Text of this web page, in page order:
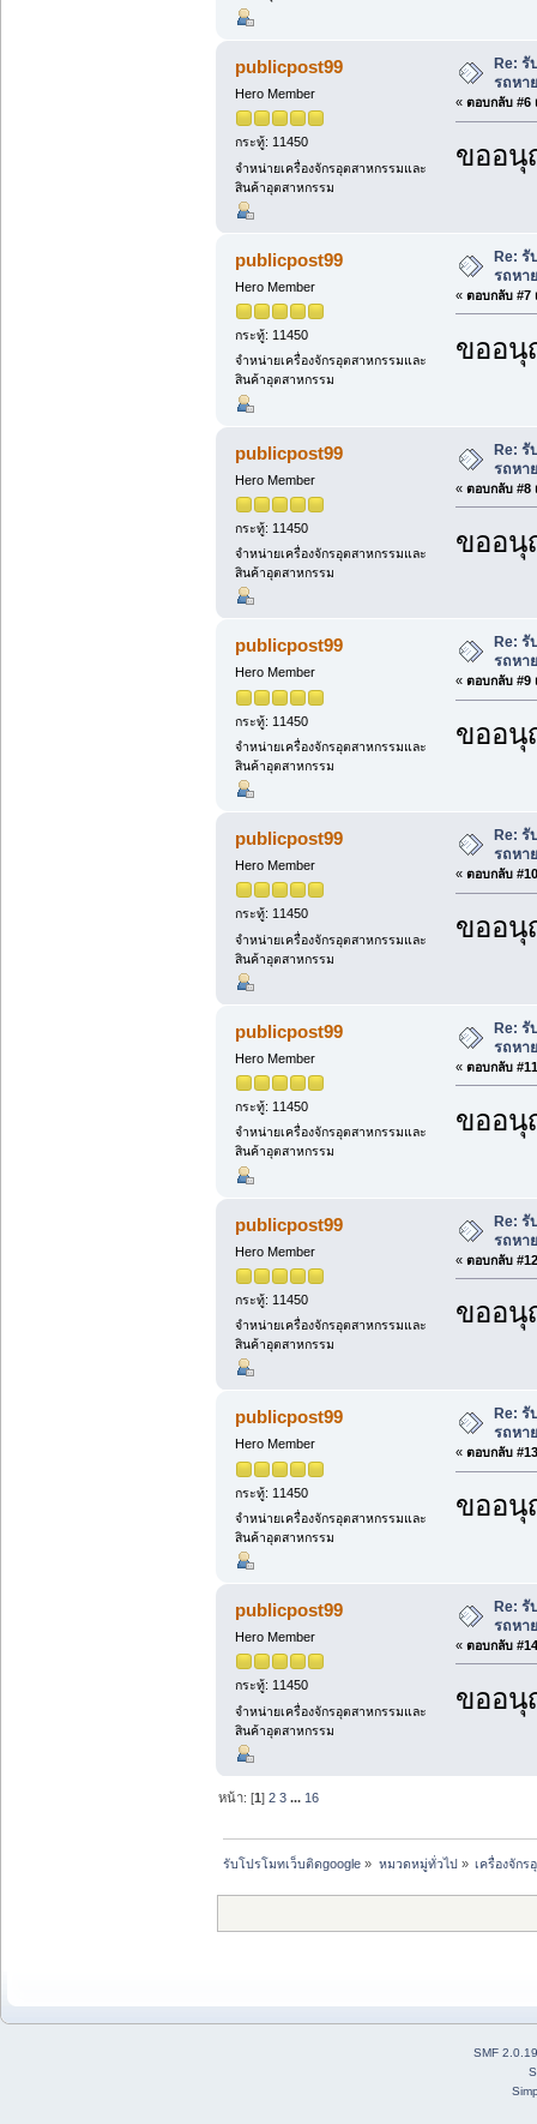
publicpost99
Hero Member
กระทู้: 11450
จำหน่ายเครื่องจักรอุตสาหกรรมและ
สินค้าอุตสาหกรรม
Re:
รถหา
« ตอบกลับ #6
ขออนุ
publicpost99
Hero Member
กระทู้: 11450
จำหน่ายเครื่องจักรอุตสาหกรรมและ
สินค้าอุตสาหกรรม
Re: รั
รถหา
« ตอบกลับ #7
ขออนุ
publicpost99
Hero Member
กระทู้: 11450
จำหน่ายเครื่องจักรอุตสาหกรรมและ
สินค้าอุตสาหกรรม
Re: รั
รถหา
« ตอบกลับ #8
ขออนุ
publicpost99
Hero Member
กระทู้: 11450
จำหน่ายเครื่องจักรอุตสาหกรรมและ
สินค้าอุตสาหกรรม
Re:
รถหา
« ตอบกลับ #9
ขออนุ
publicpost99
Hero Member
กระทู้: 11450
จำหน่ายเครื่องจักรอุตสาหกรรมและ
สินค้าอุตสาหกรรม
Re:
รถหา
« ตอบกลับ
ขออนุ
publicpost99
Hero Member
กระทู้: 11450
จำหน่ายเครื่องจักรอุตสาหกรรมและ
สินค้าอุตสาหกรรม
Re: รั
รถหา
« ตอบกลับ
ขออนุ
publicpost99
Hero Member
กระทู้: 11450
จำหน่ายเครื่องจักรอุตสาหกรรมและ
สินค้าอุตสาหกรรม
Re: รั
รถหา
« ตอบกลับ
ขออนุ
publicpost99
Hero Member
กระทู้: 11450
จำหน่ายเครื่องจักรอุตสาหกรรมและ
สินค้าอุตสาหกรรม
Re:
รถหา
« ตอบกลับ
ขออนุ
publicpost99
Hero Member
กระทู้: 11450
จำหน่ายเครื่องจักรอุตสาหกรรมและ
สินค้าอุตสาหกรรม
Re:
รถหา
« ตอบกลับ
ขออนุ
หน้า: [1]2 3 ... 16
รับโปรโมทเว็บติดgoogle » หมวดหมู่ทั่วไป» เครื่องจัก
SMF 2.0.19